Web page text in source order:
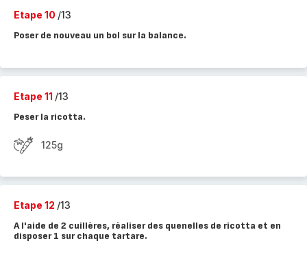
Etape 10 /13
Poser de nouveau un bol sur la balance.
Etape 11 /13
Peser la ricotta.
125g
Etape 12 /13
A l'aide de 2 cuillères, réaliser des quenelles de ricotta et en
disposer 1 sur chaque tartare.